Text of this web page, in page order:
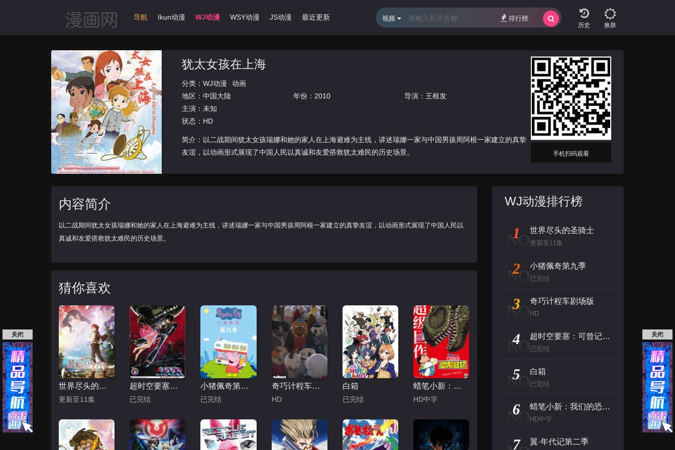
首页 动漫导航 Ikun动漫 WJ动漫 WSY动漫 JS动漫 最近更新
换肤
视频 排行榜
犹太女孩在上海
分类： WJ动漫
动画
地区： 中国大陆 年份： 2010 导演： 王根发
主演：未知
状态：HD
简介：以二战期间犹太女孩瑞娜和她的家人在上海避难为主线，讲述瑞娜一家与中国男孩周阿根一家建立的真挚
友谊，以动画形式展现了中国人民以真诚和友爱搭救犹太难民的历史场景。
手机扫码观看
内容简介
以二战期间犹太女孩瑞娜和她的家人在上海避难为主线，讲述瑞娜一家与中国男孩周阿根一家建立的真挚友谊，以动画形式展现了中国人民以
真诚和友爱搭救犹太难民的历史场景。
猜你喜欢
世界尽头的圣骑士
更新至11集
超时空要塞：可曾记得爱
已完结
小猪佩奇第九季
已完结
奇巧计程车剧场版
HD
白箱
已完结
蜡笔小新：我们的恐龙日记
HD中字
WJ动漫排行榜
NO
1 世界尽头的圣骑士
更新至11集
NO
2 小猪佩奇第九季
已完结
NO
3 奇巧计程车剧场版
HD
NO
4 超时空要塞：可曾记得爱
已完结
NO
5 白箱
已完结
NO
6 蜡笔小新：我们的恐龙日记
HD中字
7 翼·年代记第二季
关闭 关闭